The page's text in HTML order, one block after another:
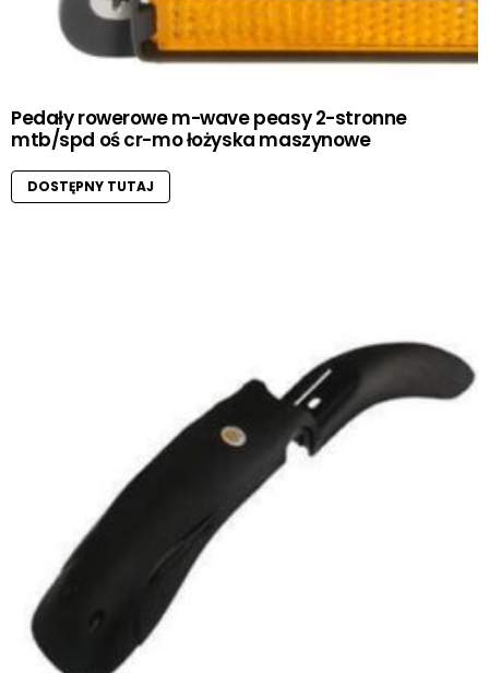
Pedały rowerowe m-wave peasy 2-stronne
mtb/spd oś cr-mo łożyska maszynowe
DOSTĘPNY TUTAJ